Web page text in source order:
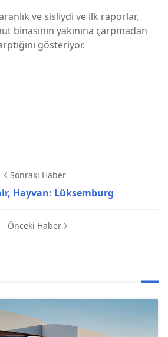
ve sisliydi ve ilk raporlar,
binasının yakınına çarpmadan
gösteriyor.
Sonraki Haber
Hayvan: Lüksemburg
Önceki Haber